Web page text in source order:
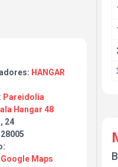
HANGAR
Pareidolia
Hangar 48
24
Maps